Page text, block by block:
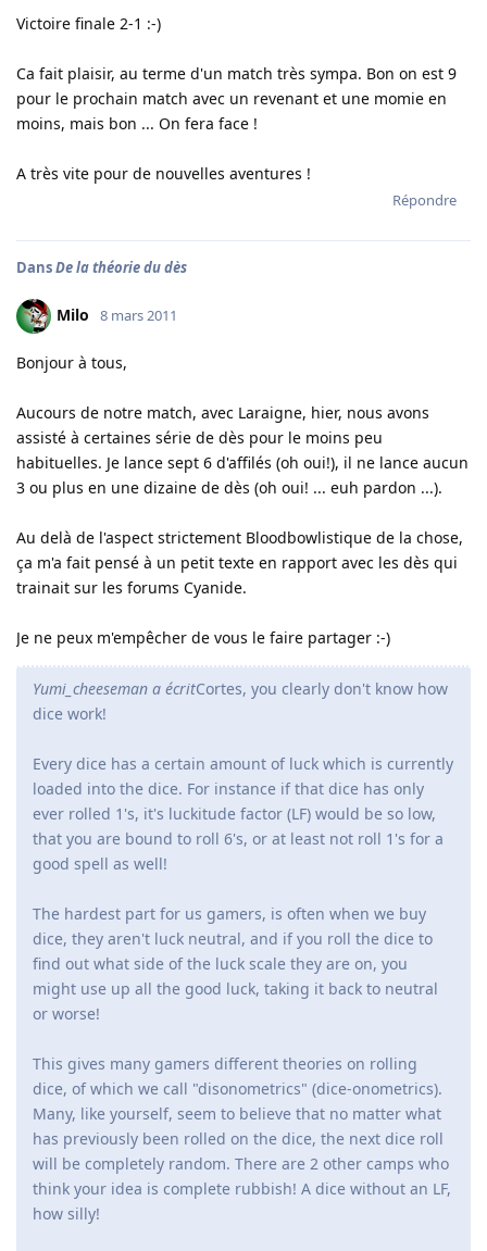
Victoire finale 2-1 :-)
Ca fait plaisir, au terme d'un match très sympa. Bon on est 9
pour le prochain match avec un revenant et une momie en
moins, mais bon ... On fera face !
A très vite pour de nouvelles aventures !
Répondre
DansDe la théorie du dès
Milo 8 mars 2011
Bonjour à tous,
Aucours de notre match, avec Laraigne, hier, nous avons
assisté à certaines série de dès pour le moins peu
habituelles. Je lance sept 6 d'affilés (oh oui!), il ne lance aucun
3 ou plus en une dizaine de dès (oh oui! ... euh pardon ...).
Au delà de l'aspect strictement Bloodbowlistique de la chose,
ça m'a fait pensé à un petit texte en rapport avec les dès qui
trainait sur les forums Cyanide.
Je ne peux m'empêcher de vous le faire partager :-)
Yumi_cheeseman a écritCortes, you clearly don't know how
dice work!
Every dice has a certain amount of luck which is currently
loaded into the dice. For instance if that dice has only
ever rolled 1's, it's luckitude factor (LF) would be so low,
that you are bound to roll 6's, or at least not roll 1's for a
good spell as well!
The hardest part for us gamers, is often when we buy
dice, they aren't luck neutral, and if you roll the dice to
find out what side of the luck scale they are on, you
might use up all the good luck, taking it back to neutral
or worse!
This gives many gamers different theories on rolling
dice, of which we call "disonometrics" (dice-onometrics).
Many, like yourself, seem to believe that no matter what
has previously been rolled on the dice, the next dice roll
will be completely random. There are 2 other camps who
think your idea is complete rubbish! A dice without an LF,
how silly!